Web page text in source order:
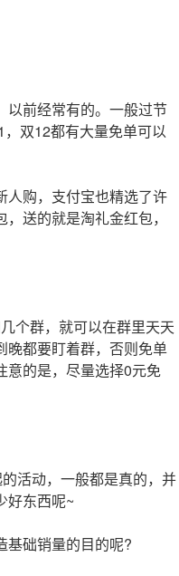
以前经常有的。一般过节
双12都有大量免单可以
人购，支付宝也精选了许
送的就是淘礼金红包，
个群，就可以在群里天天
晚都要盯着群，否则免单
意的是，尽量选择0元免
活动，一般都是真的，并
好东西呢~
基础销量的目的呢?